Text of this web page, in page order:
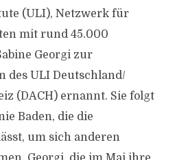
(ULI), Netzwerk für
mit rund 45.000
Georgi zur
des ULI Deutschland/
(DACH) ernannt. Sie folgt
Baden, die die
um sich anderen